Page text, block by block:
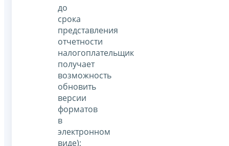
до
срока
представления
отчетности
налогоплательщик
получает
возможность
обновить
версии
форматов
в
электронном
виде);